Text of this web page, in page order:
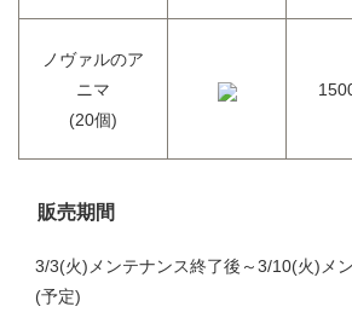
ノヴァルのア
ニマ
(20個)
販売期間
3/3(火)メンテナンス終了後～3/10(火)メ
(予定)